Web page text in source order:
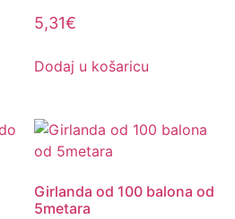
5,31€
Dodaj u košaricu
Girlanda od 100 balona od
5metara